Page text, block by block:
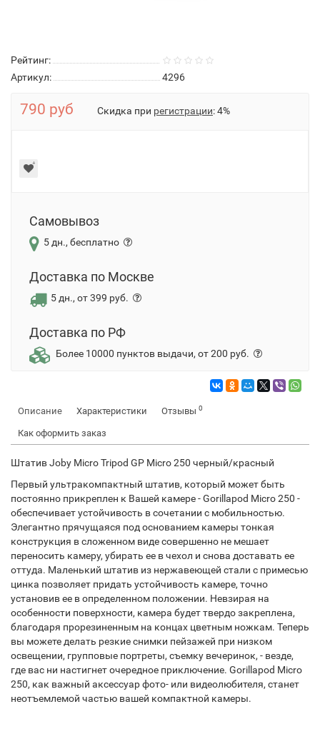
Рейтинг:
Артикул:
4296
790 руб Скидка при регистрации: 4%
Самовывоз
5 дн., бесплатно
Доставка по Москве
5 дн., от 399 руб.
Доставка по РФ
Более 10000 пунктов выдачи, от 200 руб.
Описание Характеристики Отзывы 0
Как оформить заказ
Штатив Joby Micro Tripod GP Micro 250 черный/красный
Первый ультракомпактный штатив, который может быть
постоянно прикреплен к Вашей камере - Gorillapod Micro 250 -
обеспечивает устойчивость в сочетании с мобильностью.
Элегантно прячущаяся под основанием камеры тонкая
конструкция в сложенном виде совершенно не мешает
переносить камеру, убирать ее в чехол и снова доставать ее
оттуда. Маленький штатив из нержавеющей стали с примесью
цинка позволяет придать устойчивость камере, точно
установив ее в определенном положении. Невзирая на
особенности поверхности, камера будет твердо закреплена,
благодаря прорезиненным на концах цветным ножкам. Теперь
вы можете делать резкие снимки пейзажей при низком
освещении, групповые портреты, съемку вечеринок, - везде,
где вас ни настигнет очередное приключение. Gorillapod Micro
250, как важный аксессуар фото- или видеолюбителя, станет
неотъемлемой частью вашей компактной камеры.